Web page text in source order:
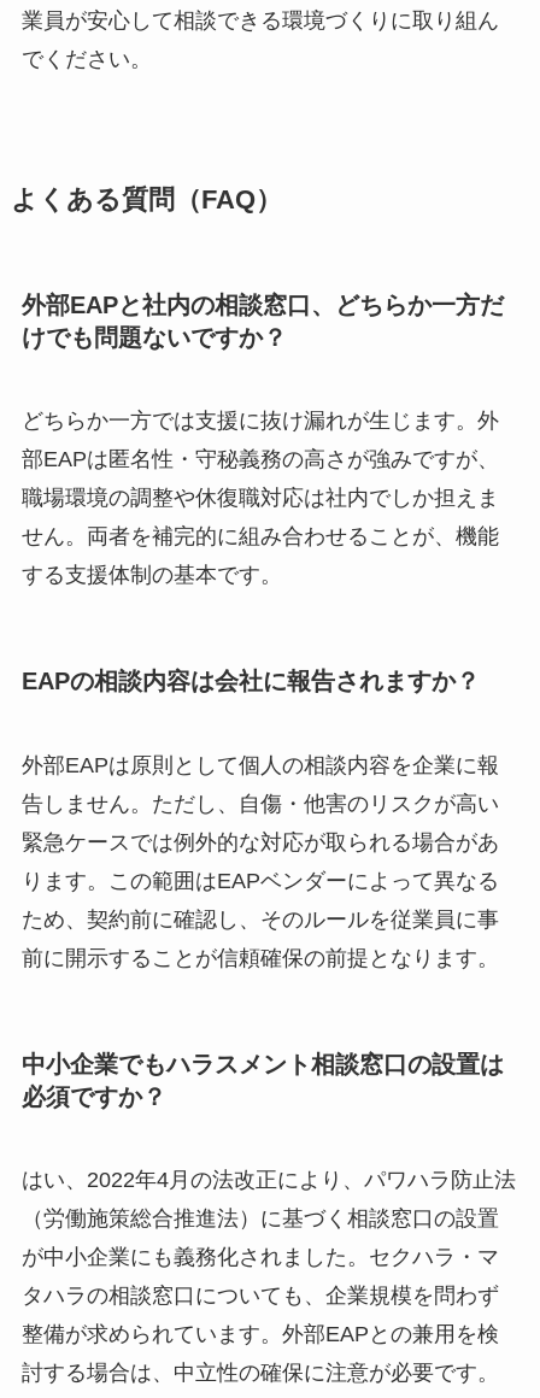
業員が安心して相談できる環境づくりに取り組ん
でください。
よくある質問（FAQ）
外部EAPと社内の相談窓口、どちらか一方だ
けでも問題ないですか？
どちらか一方では支援に抜け漏れが生じます。外
部EAPは匿名性・守秘義務の高さが強みですが、
職場環境の調整や休復職対応は社内でしか担えま
せん。両者を補完的に組み合わせることが、機能
する支援体制の基本です。
EAPの相談内容は会社に報告されますか？
外部EAPは原則として個人の相談内容を企業に報
告しません。ただし、自傷・他害のリスクが高い
緊急ケースでは例外的な対応が取られる場合があ
ります。この範囲はEAPベンダーによって異なる
ため、契約前に確認し、そのルールを従業員に事
前に開示することが信頼確保の前提となります。
中小企業でもハラスメント相談窓口の設置は
必須ですか？
はい、2022年4月の法改正により、パワハラ防止法
（労働施策総合推進法）に基づく相談窓口の設置
が中小企業にも義務化されました。セクハラ・マ
タハラの相談窓口についても、企業規模を問わず
整備が求められています。外部EAPとの兼用を検
討する場合は、中立性の確保に注意が必要です。